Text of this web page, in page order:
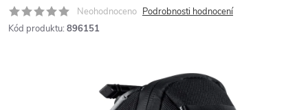
Neohodnoceno Podrobnosti hodnocení
Kód produktu: 896151